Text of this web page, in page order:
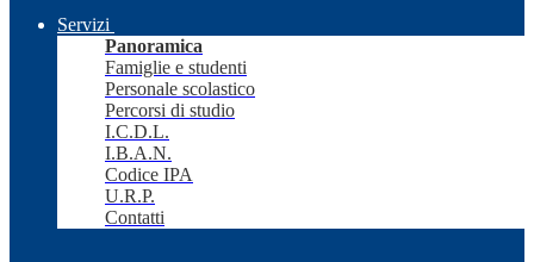
Servizi
Panoramica
Famiglie e studenti
Personale scolastico
Percorsi di studio
I.C.D.L.
I.B.A.N.
Codice IPA
U.R.P.
Contatti